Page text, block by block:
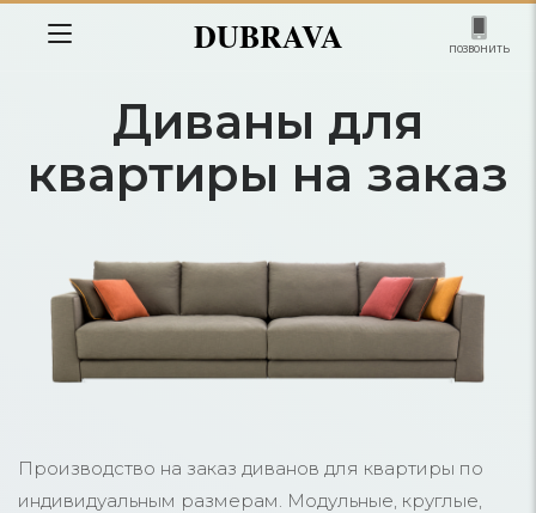
DUBRAVA позвонить
Диваны для
квартиры на заказ
Производство на заказ диванов для квартиры по
индивидуальным размерам. Модульные, круглые,